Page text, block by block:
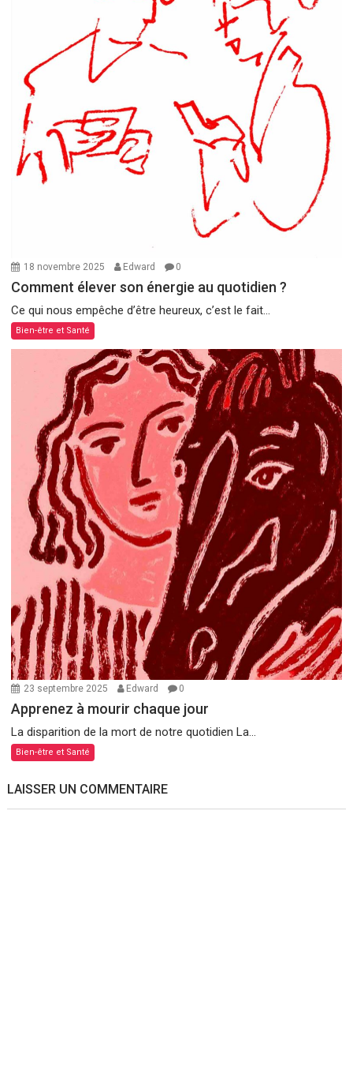
18 novembre 2025 Edward 0
Comment élever son énergie au quotidien ?
Ce qui nous empêche d’être heureux, c’est le fait...
Bien-être et Santé
23 septembre 2025 Edward 0
Apprenez à mourir chaque jour
La disparition de la mort de notre quotidien La...
Bien-être et Santé
LAISSER UN COMMENTAIRE